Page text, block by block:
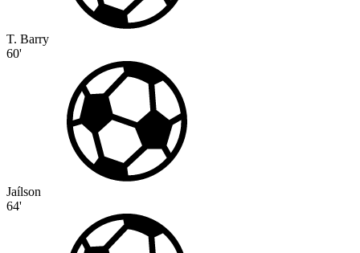
T. Barry
60'
Jaílson
64'